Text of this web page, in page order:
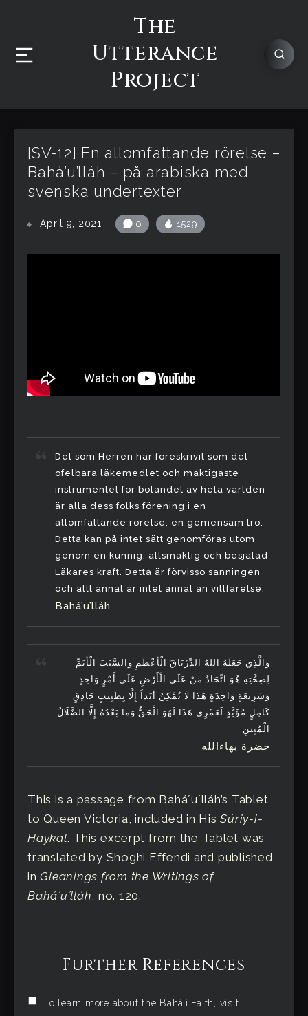
The
Utterance
Project
[SV-12] En allomfattande rörelse –
Bahá’u’lláh – på arabiska med
svenska undertexter
April 9, 2021 0 1529
Det som Herren har föreskrivit som det
ofelbara läkemedlet och mäktigaste
instrumentet för botandet av hela världen
är alla dess folks förening i en
allomfattande rörelse, en gemensam tro.
Detta kan på intet sätt genomföras utom
genom en kunnig, allsmäktig och besjälad
Läkares kraft. Detta är förvisso sanningen
och allt annat är intet annat än villfarelse.
Bahá’u’lláh
وَالَّذِي جَعَلَهُ اللهُ الدِّرْیَاقَ الْأَعْظَمِ والسَّبَبَ الْأَتَمِّ
لِصِحَّتِهِ هُوَ اتِّحَادُ مَنْ عَلَی الْأَرْضِ عَلَی أَمْرٍ وَاحِدٍ
وَشَرِیعَةٍ وَاحِدَةٍ هَذَا لَا یُمْکِنُ أَبَداً إِلَّا بِطَبِیبٍ حَاذِقٍ
کَامِلٍ مُؤَیَّدٍ لَعَمْرِي هَذَا لَهُوَ الْحَقُّ وَمَا بَعْدُهُ إِلَّا الضَّلَالُ
الْمُبِینِ
حضرة بهاءالله
This is a passage from Baháʼuʼlláh’s Tablet
to Queen Victoria, included in HisSúriy-i-
Haykal. This excerpt from the Tablet was
translated by Shoghi Effendi and published
inGleanings from the Writings of
Baháʼuʼlláh , no. 120.
Further References
To learn more about the Bahá’í Faith, visit